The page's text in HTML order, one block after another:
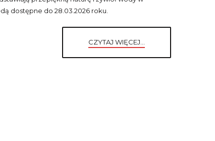
dostępne do 28.03.2026 roku.
CZYTAJ WIĘCEJ...